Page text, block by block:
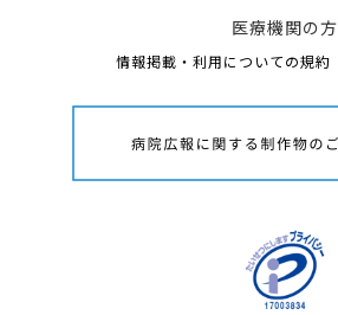
医療機関の方
情報掲載・利用についての規約